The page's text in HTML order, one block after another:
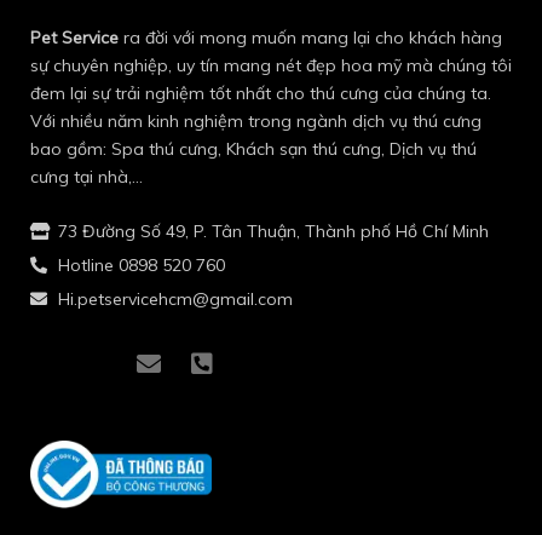
Pet Service ra đời với mong muốn mang lại cho khách hàng
sự chuyên nghiệp, uy tín mang nét đẹp hoa mỹ mà chúng tôi
đem lại sự trải nghiệm tốt nhất cho thú cưng của chúng ta.
Với nhiều năm kinh nghiệm trong ngành dịch vụ thú cưng
bao gồm: Spa thú cưng, Khách sạn thú cưng, Dịch vụ thú
cưng tại nhà,…
73 Đường Số 49, P. Tân Thuận, Thành phố Hồ Chí Minh
Hotline 0898 520 760
Hi.petservicehcm@gmail.com
-
f
a
c
i
n
n
o
p
h
-
s